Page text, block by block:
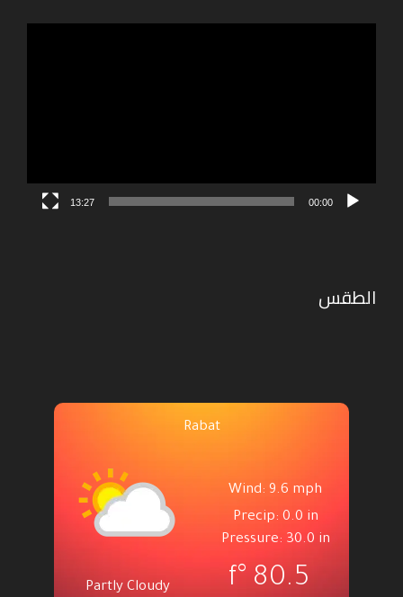
00:00
13:27
الطقس
Rabat
Partly Cloudy
Wind: 9.6 mph
Precip: 0.0 in
Pressure: 30.0 in
80.5
°f